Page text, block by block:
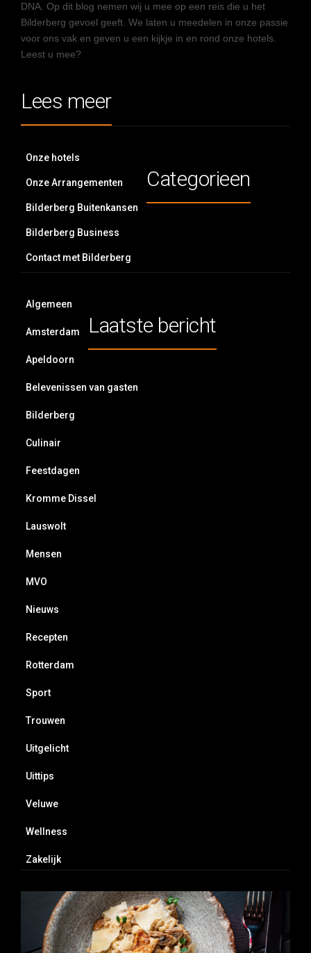
DNA. Op dit blog nemen wij u mee op een reis die u het
Bilderberg gevoel geeft. We laten u meedelen in onze passie
voor ons vak en geven u een kijkje in en rond onze hotels.
Leest u mee?
Lees meer
Onze hotels
Onze Arrangementen
Bilderberg Buitenkansen
Bilderberg Business
Contact met Bilderberg
Categorieen
Algemeen
Amsterdam
Apeldoorn
Belevenissen van gasten
Bilderberg
Culinair
Feestdagen
Kromme Dissel
Lauswolt
Mensen
MVO
Nieuws
Recepten
Rotterdam
Sport
Trouwen
Uitgelicht
Uittips
Veluwe
Wellness
Zakelijk
Laatste bericht